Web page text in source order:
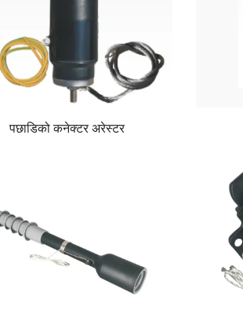
पछाडिको कनेक्टर अरेस्टर